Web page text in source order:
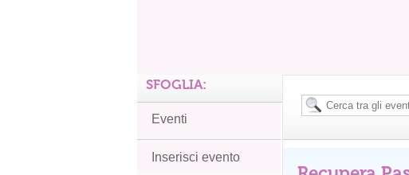
SFOGLIA:
Eventi
Inserisci evento